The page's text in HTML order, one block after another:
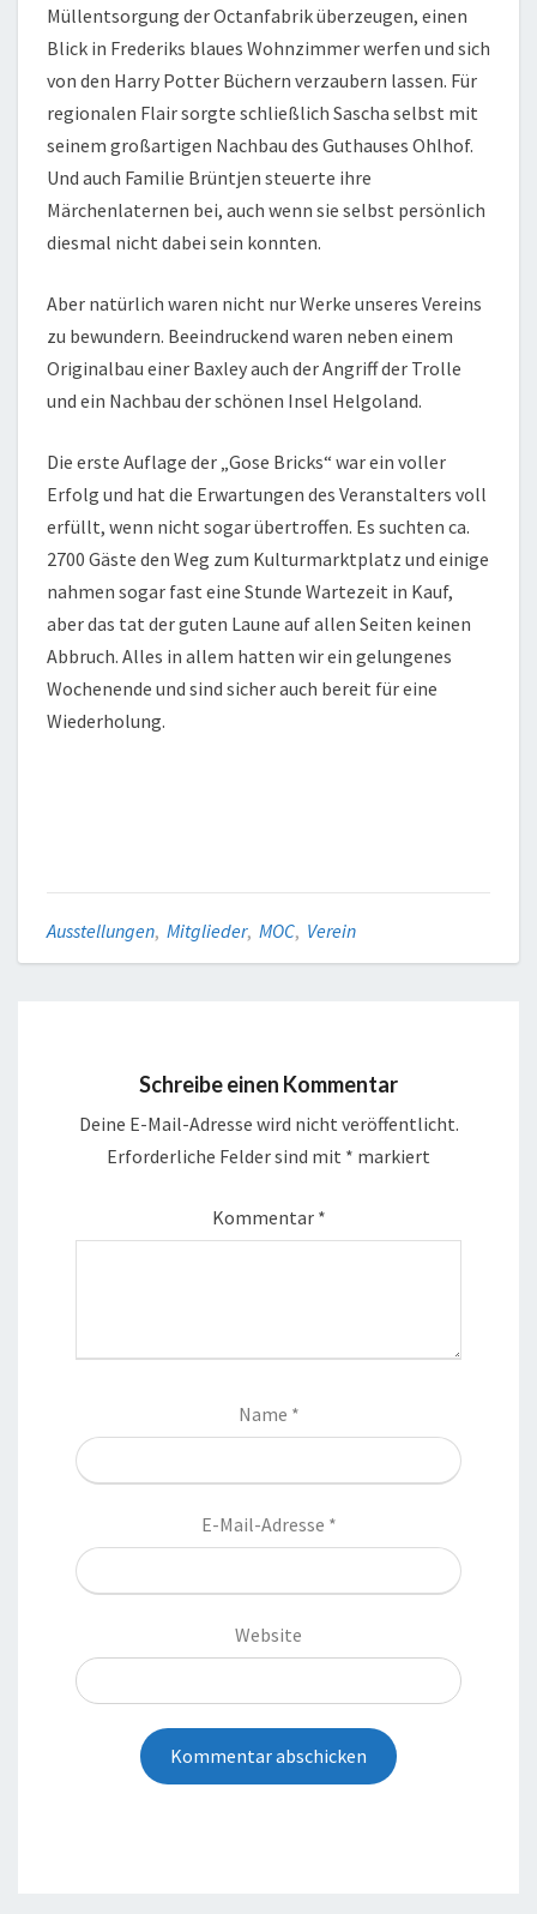
Müllentsorgung der Octanfabrik überzeugen, einen
Blick in Frederiks blaues Wohnzimmer werfen und sich
von den Harry Potter Büchern verzaubern lassen. Für
regionalen Flair sorgte schließlich Sascha selbst mit
seinem großartigen Nachbau des Guthauses Ohlhof.
Und auch Familie Brüntjen steuerte ihre
Märchenlaternen bei, auch wenn sie selbst persönlich
diesmal nicht dabei sein konnten.
Aber natürlich waren nicht nur Werke unseres Vereins
zu bewundern. Beeindruckend waren neben einem
Originalbau einer Baxley auch der Angriff der Trolle
und ein Nachbau der schönen Insel Helgoland.
Die erste Auflage der „Gose Bricks“ war ein voller
Erfolg und hat die Erwartungen des Veranstalters voll
erfüllt, wenn nicht sogar übertroffen. Es suchten ca.
2700 Gäste den Weg zum Kulturmarktplatz und einige
nahmen sogar fast eine Stunde Wartezeit in Kauf,
aber das tat der guten Laune auf allen Seiten keinen
Abbruch. Alles in allem hatten wir ein gelungenes
Wochenende und sind sicher auch bereit für eine
Wiederholung.
Ausstellungen, Mitglieder, MOC, Verein
Schreibe einen Kommentar
Deine E-Mail-Adresse wird nicht veröffentlicht.
Erforderliche Felder sind mit * markiert
Kommentar *
Name *
E-Mail-Adresse *
Website